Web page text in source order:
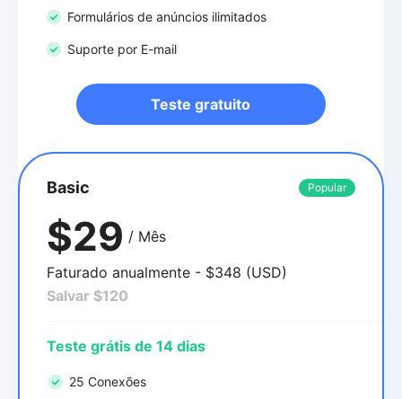
Formulários de anúncios ilimitados
Suporte por E-mail
Teste gratuito
Basic Popular
$29 / Mês
Faturado anualmente - $348 (USD)
Salvar $120
Teste grátis de 14 dias
25 Conexões